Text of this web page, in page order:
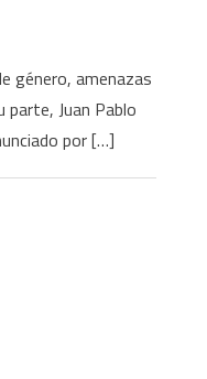
género, amenazas
parte, Juan Pablo
por […]